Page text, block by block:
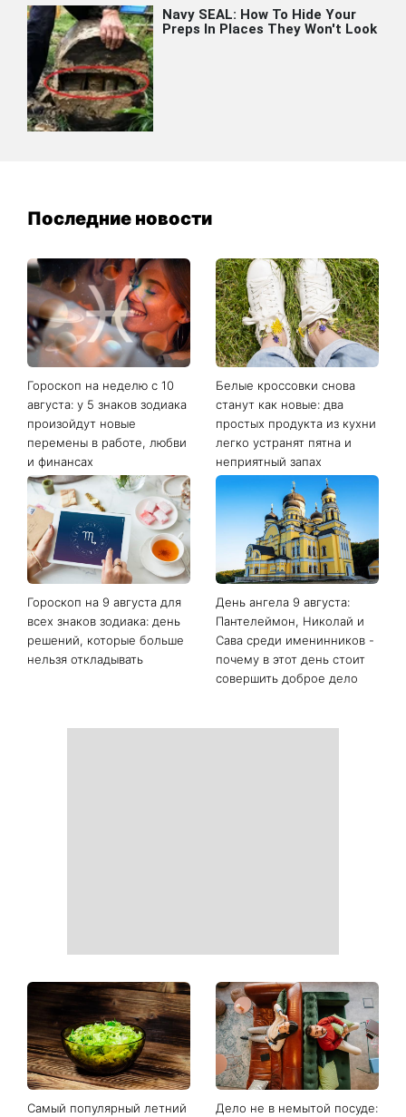
Последние новости
Гороскоп на неделю с 10
августа: у 5 знаков зодиака
произойдут новые
перемены в работе, любви
и финансах
Белые кроссовки снова
станут как новые: два
простых продукта из кухни
легко устранят пятна и
неприятный запах
Гороскоп на 9 августа для
всех знаков зодиака: день
решений, которые больше
нельзя откладывать
День ангела 9 августа:
Пантелеймон, Николай и
Сава среди именинников -
почему в этот день стоит
совершить доброе дело
Самый популярный летний
Дело не в немытой посуде: